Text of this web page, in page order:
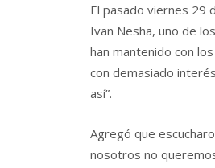
El pasado viernes 29
Ivan Nesha, uno de
han mantenido con
con demasiado
así”.
Agregó que
nosotros no